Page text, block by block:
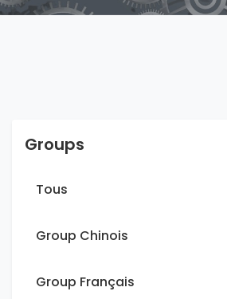
Groups
Tous
Group Chinois
Group Français